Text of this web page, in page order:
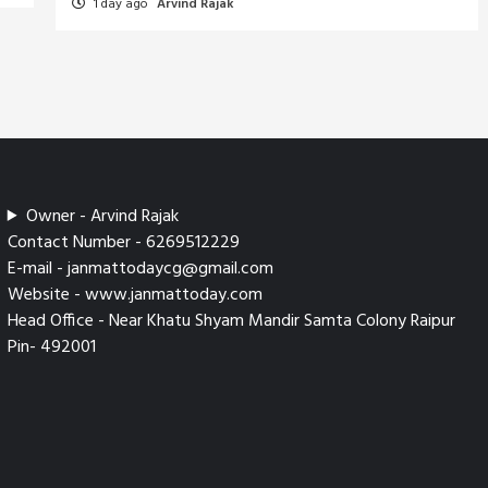
Owner - Arvind Rajak
Contact Number - 6269512229
E-mail - janmattodaycg@gmail.com
Website - www.janmattoday.com
Head Office - Near Khatu Shyam Mandir Samta Colony Raipur
Pin- 492001